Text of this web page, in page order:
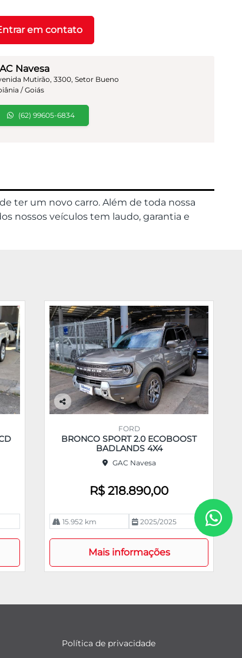
Navesa
Mutirão, 3300, Setor Bueno
/ Goiás
(62) 99605-6834
em contato
ter um novo carro. Além de toda nossa
nossos veículos tem laudo, garantia e
Co
pa
rtil
FORD
BRONCO SPORT 2.0 ECOBOOST
BADLANDS 4X4
GAC Navesa
R$ 218.890,00
15.952 km 2025/2025
Mais informações
Política de privacidade